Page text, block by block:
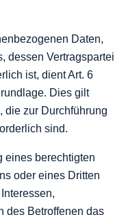
Daten,
dessen Vertragspartei
ist, dient Art. 6
Dies gilt
die zur Durchführung
sind.
eines berechtigten
oder eines Dritten
des Betroffenen das